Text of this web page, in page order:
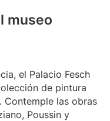
museo
el Palacio Fesch
de pintura
Contemple las obras
Poussin y